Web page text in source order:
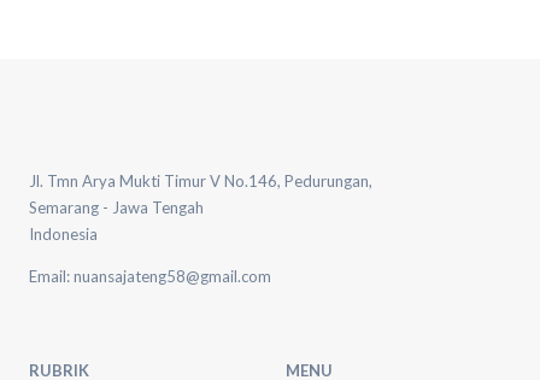
Jl. Tmn Arya Mukti Timur V No.146, Pedurungan,
Semarang - Jawa Tengah
Indonesia
Email: nuansajateng58@gmail.com
RUBRIK MENU